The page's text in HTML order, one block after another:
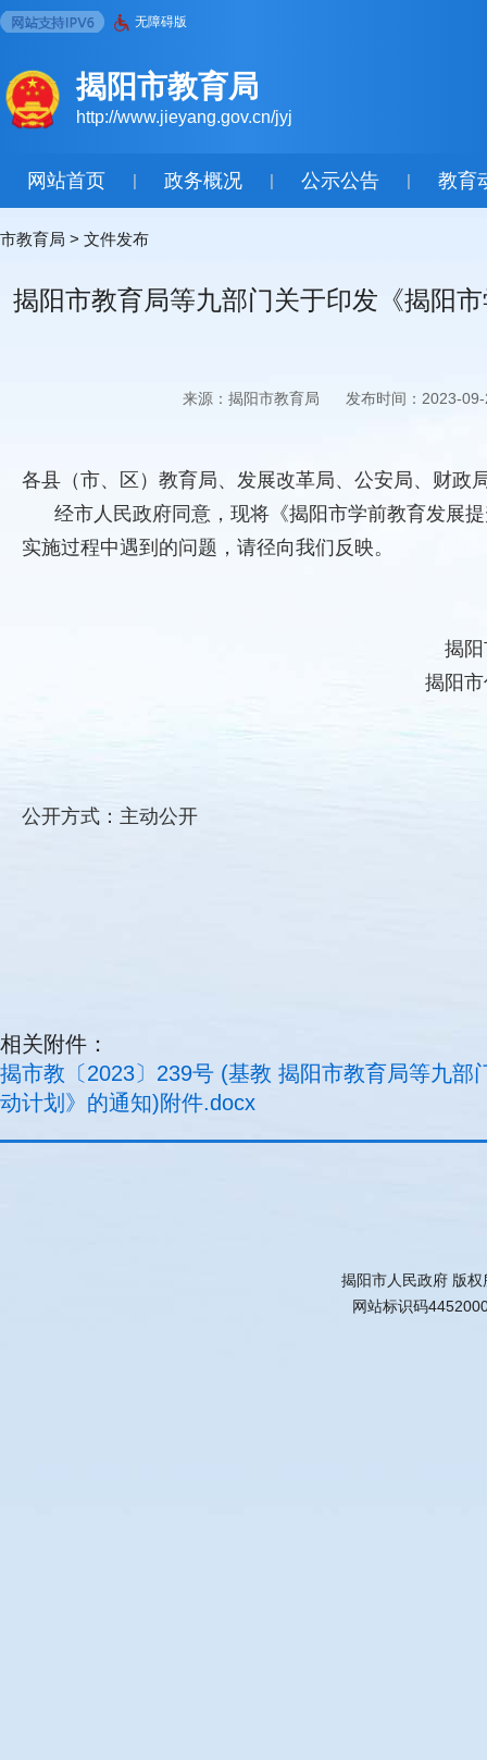
无障碍版
揭阳市教育局
http://www.jieyang.gov.cn/jyj
网站首页 | 政务概况 | 公示公告 | 教育
市教育局 > 文件发布
揭阳市教育局等九部门关于印发《揭阳
来源：揭阳市教育局 发布时间：2023-
各县（市、区）教育局、发展改革局、公安局、财政
经市人民政府同意，现将《揭阳市学前教育发展
实施过程中遇到的问题，请径向我们反映。
揭
揭阳
公开方式：主动公开
相关附件：
揭市教〔2023〕239号 (基教 揭阳市教育局等九
动计划》的通知)附件.docx
揭阳市人民政府 版
网站标识码